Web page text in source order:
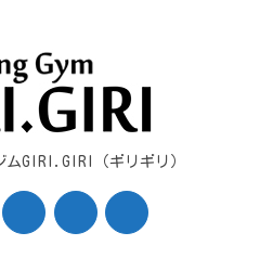
ムGIRI.GIRI（ギリギリ）